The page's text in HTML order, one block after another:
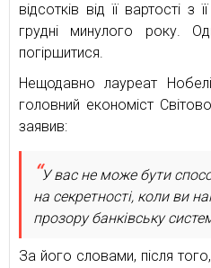
відсотків від її вартості
грудні минулого року.
погіршитися.
Нещодавно лауреат
головний економіст
заявив:
У вас не може бути
на секретності, коли ви
прозору банківську
За його словами, після